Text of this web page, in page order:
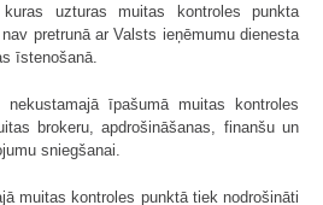
kuras uzturas muitas kontroles punkta
pretrunā ar Valsts ieņēmumu dienesta
īstenošanā.
īpašumā muitas kontroles
brokeru, apdrošināšanas, finanšu un
sniegšanai.
muitas kontroles punktā tiek nodrošināti